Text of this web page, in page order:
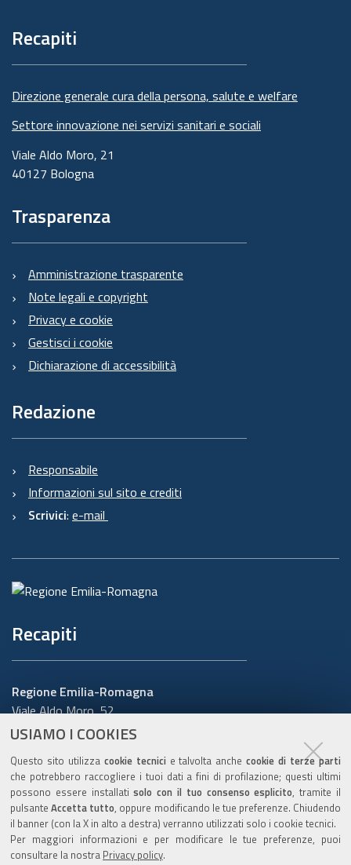
USIAMO I COOKIES
Questo sito utilizza cookie tecnici e talvolta anchecookie di terze parti
che potrebbero raccogliere i tuoi dati a fini di profilazione; questi ultimi
possono essere installatisolo con il tuo consenso esplicito, tramite il
pulsanteAccetta tutto, oppure modificando le tue preferenze. Chiudendo
il banner (con la X in alto a destra) verranno utilizzati solo i cookie tecnici.
Per maggiori informazioni e per modificare le tue preferenze, puoi
consultare la nostra Privacy policy.
pagina
Recapiti
Direzione generale cura della persona, salute e welfare
Settore innovazione nei servizi sanitari e sociali
Viale Aldo Moro, 21
40127 Bologna
Trasparenza
Amministrazione trasparente
Note legali e copyright
Privacy e cookie
Gestisci i cookie
Dichiarazione di accessibilità
Redazione
Responsabile
Informazioni sul sito e crediti
Scrivici: e-mail
Recapiti
Regione Emilia-Romagna
Viale Aldo Moro, 52
40127 Bologna
Cerca telefoni o indirizzi
URP